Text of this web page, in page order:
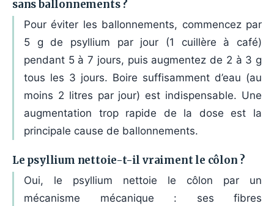
sans ballonnements ?
Pour éviter les ballonnements, commencez par
5 g de psyllium par jour (1 cuillère à café)
pendant 5 à 7 jours, puis augmentez de 2 à 3 g
tous les 3 jours. Boire suffisamment d’eau (au
moins 2 litres par jour) est indispensable. Une
augmentation trop rapide de la dose est la
principale cause de ballonnements.
Le psyllium nettoie-t-il vraiment le côlon ?
Oui, le psyllium nettoie le côlon par un
mécanisme mécanique : ses fibres